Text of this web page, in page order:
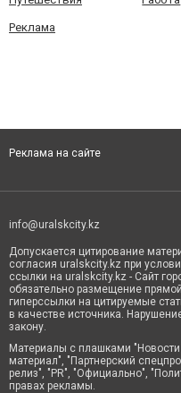
Реклама
Реклама на сайте
info@uralskcity.kz
Допускается цитирование
согласия uralskcity.kz при
ссылки на uralskcity.kz - Сайт
обязательно размещение
гиперссылки на цитируемые
в качестве источника.
закону.
Материалы с плашками
материал", "Партнерский
релиз", "PR", "Официально",
правах рекламы.